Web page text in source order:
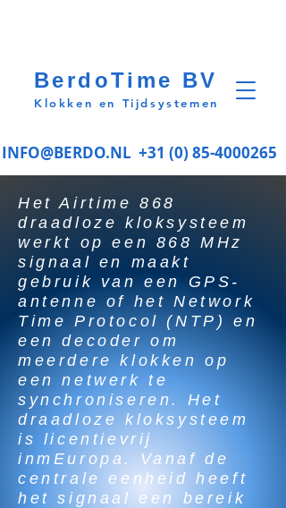
INFO@BERDO.NL +31 (0) 85-4000265
BerdoTime BV
Klokken en Tijdsystemen
Het Airtime 868
draadloze kloksysteem
werkt op een 868 MHz
signaal en maakt
gebruik van een GPS-
antenne of het Network
Time Protocol (NTP) en
een decoder om
meerdere klokken op
een netwerk te
synchroniseren. Het
draadloze kloksysteem
is licentievrij
inmEuropa. Vanaf de
centrale eenheid heeft
het signaal een bereik